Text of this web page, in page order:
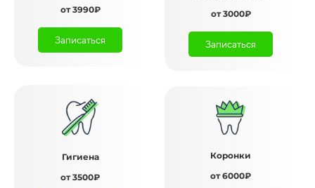
от 3990₽
Записаться
от 3000₽
Записаться
Гигиена
от 3500₽
Коронки
от 6000₽